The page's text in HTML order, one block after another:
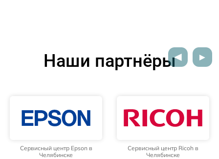
Наши партнёры
Сервисный центр Epson в
Челябинске
Сервисный центр Ricoh в
Челябинске